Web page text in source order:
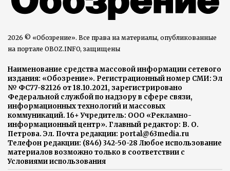
2026 © «Обозрение». Все права на материалы, опубликованные
на портале OBOZ.INFO, защищены
Наименование средства массовой информации сетевого
издания: «Обозрение». Регистрационный номер СМИ: Эл
№ ФС77-82126 от 18.10.2021, зарегистрировано
Федеральной службой по надзору в сфере связи,
информационных технологий и массовых
коммуникаций. 16+ Учредитель: ООО «Рекламно-
информационный центр». Главный редактор: В. О.
Петрова. Эл. Почта редакции: portal@63media.ru
Телефон редакции: (846) 342-50-28 Любое использование
материалов возможно только в соответствии с
Условиями использования